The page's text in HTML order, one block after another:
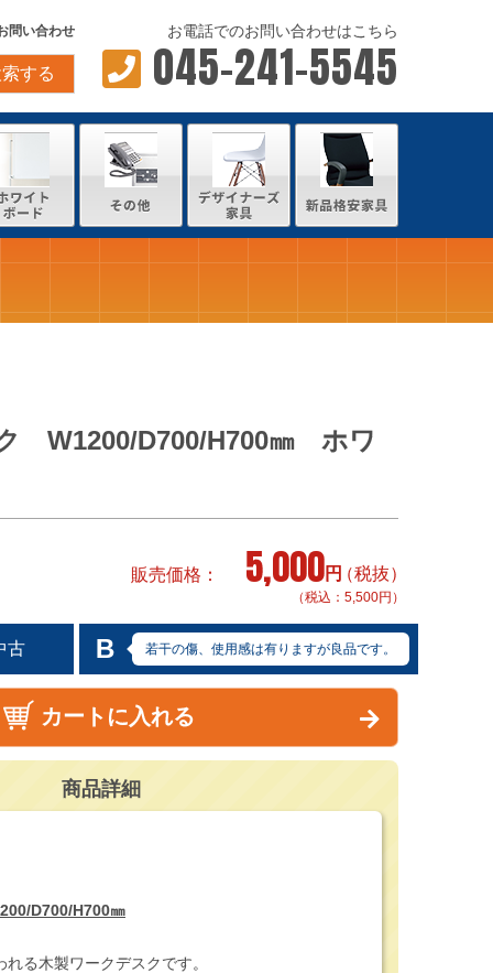
問い合わせ
する
お電話でのお問い合わせはこちら
045-241-5545
W1200/D700/H700㎜ ホワ
販売価格 5,000円（税抜）
（税込：5,500円）
古 B 若干の傷、使用感は有りますが良品です。
カートに入れる
商品詳細
D700/H700㎜
る木製ワークデスクです。